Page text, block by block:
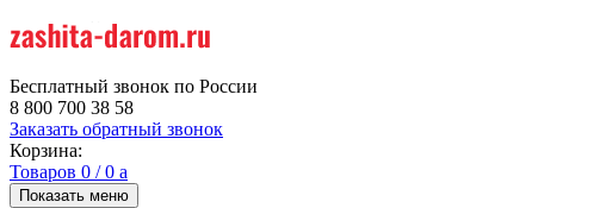
Бесплатный звонок по России
8 800 700 38 58
Заказать обратный звонок
Корзина:
Товаров 0 /0 a
Показать меню